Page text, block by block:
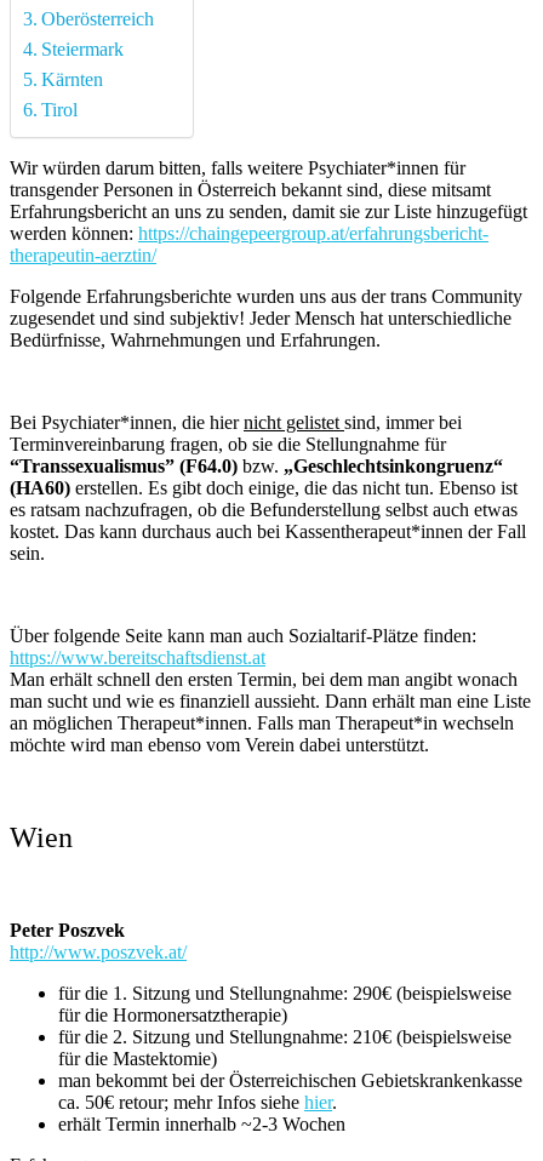
Oberösterreich
Steiermark
Kärnten
Tirol
Wir würden darum bitten, falls weitere Psychiater*innen für
transgender Personen in Österreich bekannt sind, diese mitsamt
Erfahrungsbericht an uns zu senden, damit sie zur Liste hinzugefügt
werden können: https://chaingepeergroup.at/erfahrungsbericht-
therapeutin-aerztin/
Folgende Erfahrungsberichte wurden uns aus der trans Community
zugesendet und sind subjektiv! Jeder Mensch hat unterschiedliche
Bedürfnisse, Wahrnehmungen und Erfahrungen.
Bei Psychiater*innen, die hiernicht gelistet sind, immer bei
Terminvereinbarung fragen, ob sie die Stellungnahme für
“Transsexualismus” (F64.0) bzw. „Geschlechtsinkongruenz“
(HA60) erstellen. Es gibt doch einige, die das nicht tun. Ebenso ist
es ratsam nachzufragen, ob die Befunderstellung selbst auch etwas
kostet. Das kann durchaus auch bei Kassentherapeut*innen der Fall
sein.
Über folgende Seite kann man auch Sozialtarif-Plätze finden:
https://www.bereitschaftsdienst.at
Man erhält schnell den ersten Termin, bei dem man angibt wonach
man sucht und wie es finanziell aussieht. Dann erhält man eine Liste
an möglichen Therapeut*innen. Falls man Therapeut*in wechseln
möchte wird man ebenso vom Verein dabei unterstützt.
Wien
Peter Poszvek
http://www.poszvek.at/
für die 1. Sitzung und Stellungnahme: 290€ (beispielsweise
für die Hormonersatztherapie)
für die 2. Sitzung und Stellungnahme: 210€ (beispielsweise
für die Mastektomie)
man bekommt bei der Österreichischen Gebietskrankenkasse
ca. 50€ retour; mehr Infos siehe hier.
erhält Termin innerhalb ~2-3 Wochen